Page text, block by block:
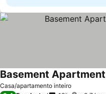
Casa/apartamento inteiro
Basement